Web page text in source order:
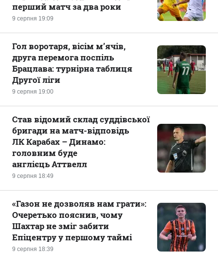
9 серпня 19:09
перший матч за два роки
9 серпня 19:00
Гол воротаря, вісім м’ячів,
друга перемога поспіль
Брацлава: турнірна таблиця
Другої ліги
9 серпня 18:49
Став відомий склад суддівської
бригади на матч-відповідь
ЛК Карабах – Динамо:
головним буде
англієць Аттвелл
9 серпня 18:39
«Газон не дозволяв нам грати»:
Очеретько пояснив, чому
Шахтар не зміг забити
Епіцентру у першому таймі